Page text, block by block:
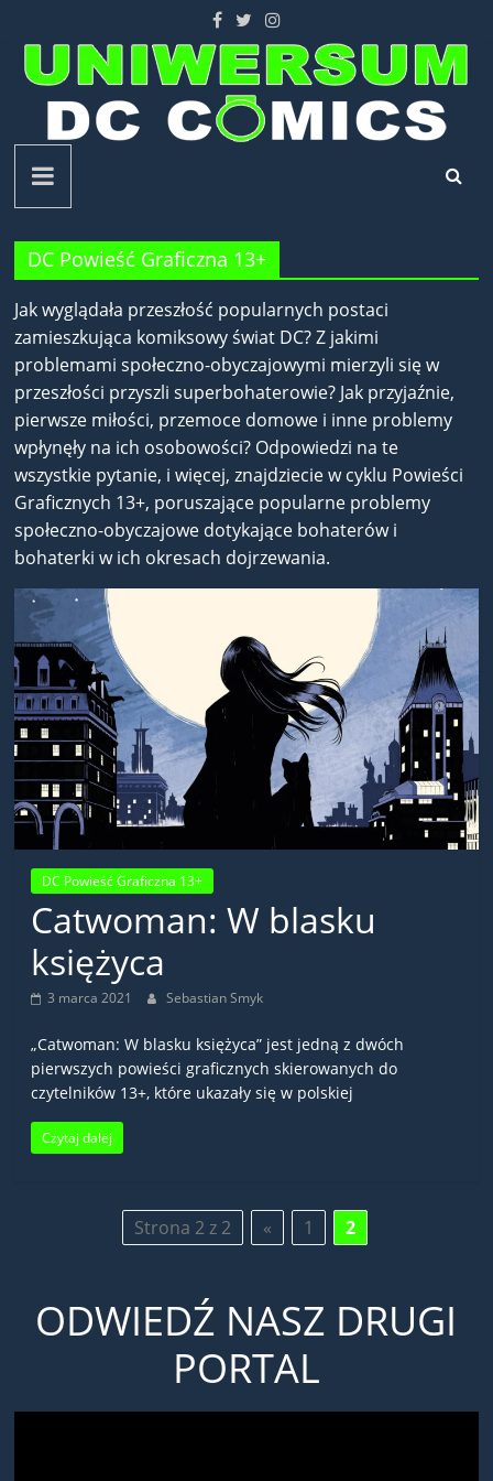
content
Uniwersum
DC
Comics
DC Powieść Graficzna 13+
Jak wyglądała przeszłość popularnych postaci
zamieszkująca komiksowy świat DC? Z jakimi
problemami społeczno-obyczajowymi mierzyli się w
przeszłości przyszli superbohaterowie? Jak przyjaźnie,
pierwsze miłości, przemoce domowe i inne problemy
wpłynęły na ich osobowości? Odpowiedzi na te
wszystkie pytanie, i więcej, znajdziecie w cyklu Powieści
Graficznych 13+, poruszające popularne problemy
społeczno-obyczajowe dotykające bohaterów i
bohaterki w ich okresach dojrzewania.
DC Powieść Graficzna 13+
Catwoman: W blasku
księżyca
3 marca 2021 Sebastian Smyk
„Catwoman: W blasku księżyca” jest jedną z dwóch
pierwszych powieści graficznych skierowanych do
czytelników 13+, które ukazały się w polskiej
Czytaj dalej
Strona 2 z 2 « 1 2
ODWIEDŹ NASZ DRUGI
PORTAL